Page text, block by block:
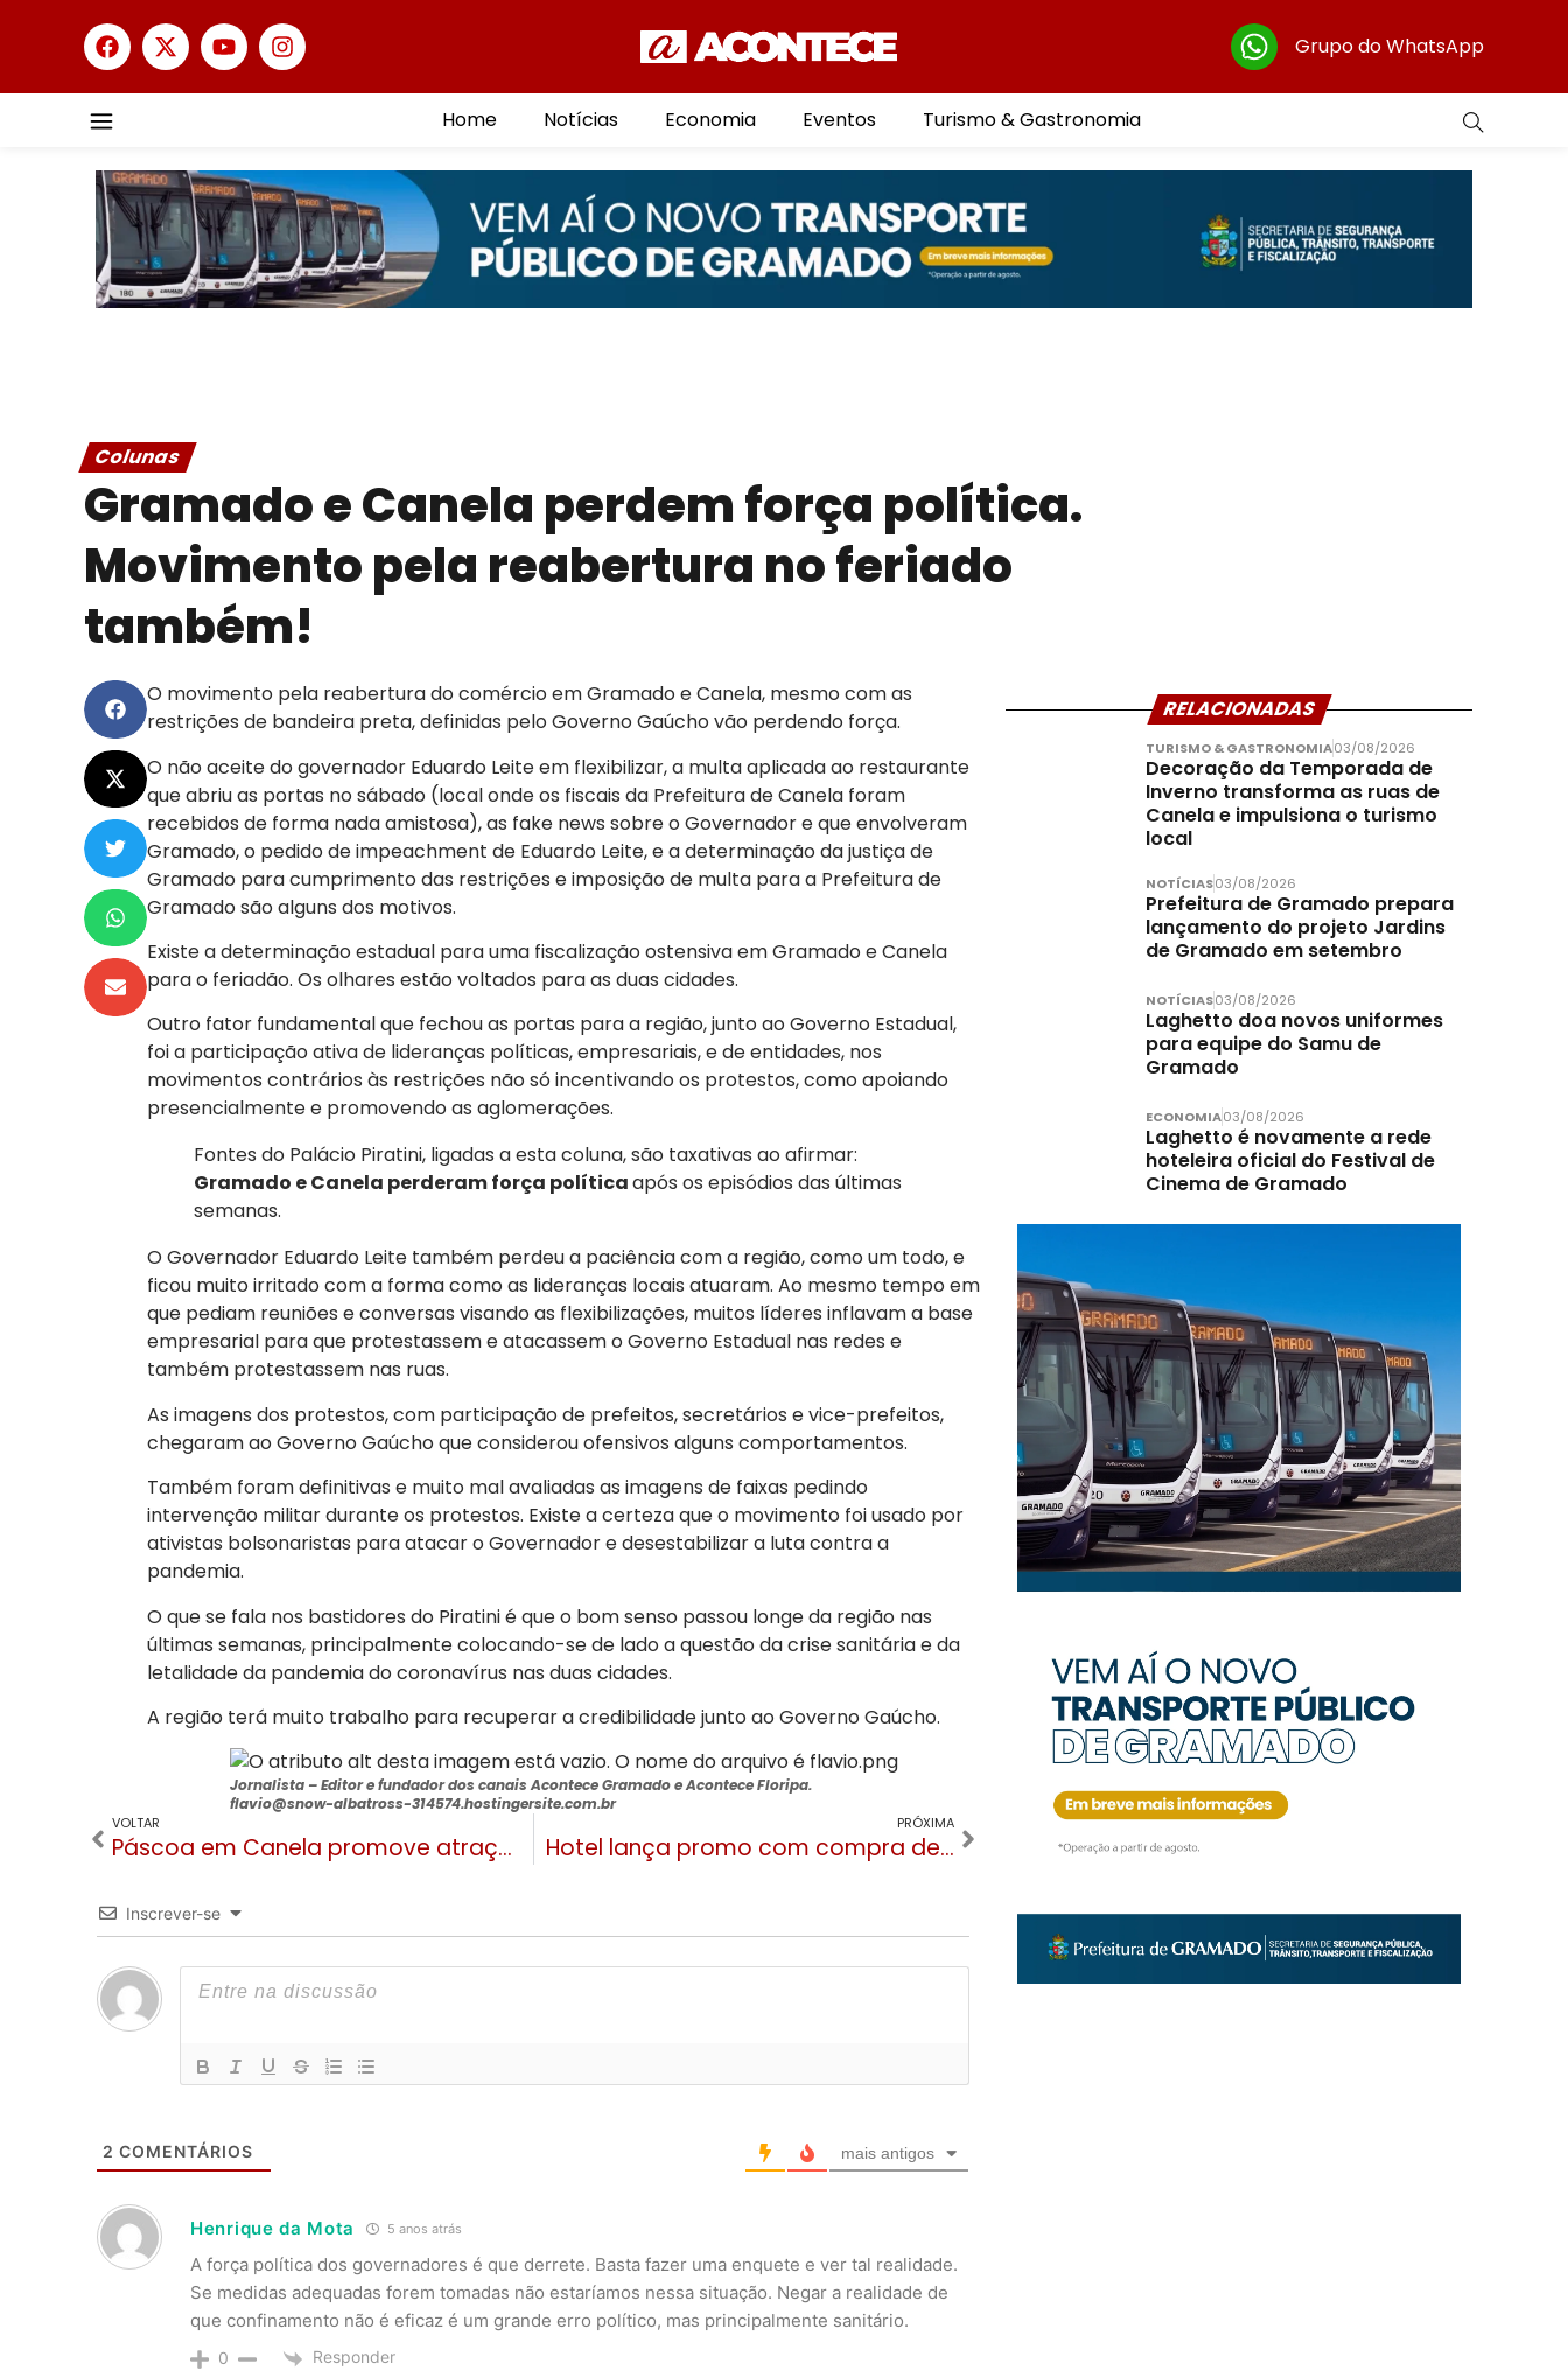
Grupo do WhatsApp
Home Notícias Economia Eventos Turismo & Gastronomia
Colunas
Gramado e Canela perdem força política.
Movimento pela reabertura no feriado
também!
O movimento pela reabertura do comércio em Gramado e Canela, mesmo com as
restrições de bandeira preta, definidas pelo Governo Gaúcho vão perdendo força.
O não aceite do governador Eduardo Leite em flexibilizar, a multa aplicada ao restaurante
que abriu as portas no sábado (local onde os fiscais da Prefeitura de Canela foram
recebidos de forma nada amistosa), as fake news sobre o Governador e que envolveram
Gramado, o pedido de impeachment de Eduardo Leite, e a determinação da justiça de
Gramado para cumprimento das restrições e imposição de multa para a Prefeitura de
Gramado são alguns dos motivos.
Existe a determinação estadual para uma fiscalização ostensiva em Gramado e Canela
para o feriadão. Os olhares estão voltados para as duas cidades.
Outro fator fundamental que fechou as portas para a região, junto ao Governo Estadual,
foi a participação ativa de lideranças políticas, empresariais, e de entidades, nos
movimentos contrários às restrições não só incentivando os protestos, como apoiando
presencialmente e promovendo as aglomerações.
Fontes do Palácio Piratini, ligadas a esta coluna, são taxativas ao afirmar:
Gramado e Canela perderam força políticaapós os episódios das últimas
semanas.
O Governador Eduardo Leite também perdeu a paciência com a região, como um todo, e
ficou muito irritado com a forma como as lideranças locais atuaram. Ao mesmo tempo em
que pediam reuniões e conversas visando as flexibilizações, muitos líderes inflavam a base
empresarial para que protestassem e atacassem o Governo Estadual nas redes e
também protestassem nas ruas.
As imagens dos protestos, com participação de prefeitos, secretários e vice-prefeitos,
chegaram ao Governo Gaúcho que considerou ofensivos alguns comportamentos.
Também foram definitivas e muito mal avaliadas as imagens de faixas pedindo
intervenção militar durante os protestos. Existe a certeza que o movimento foi usado por
ativistas bolsonaristas para atacar o Governador e desestabilizar a luta contra a
pandemia.
O que se fala nos bastidores do Piratini é que o bom senso passou longe da região nas
últimas semanas, principalmente colocando-se de lado a questão da crise sanitária e da
letalidade da pandemia do coronavírus nas duas cidades.
A região terá muito trabalho para recuperar a credibilidade junto ao Governo Gaúcho.
Jornalista –Editor e fundador dos canais Acontece Gramado e Acontece Floripa.
flavio@snow-albatross-314574.hostingersite.com.br
VOLTAR
Páscoa em Canela promove atrações virtuais e decoração lúdica
PRÓXIMA
Hotel lança promo com compra de jantar dando direito a uma diária com café da manhã
Inscrever-se
2 COMENTÁRIOS mais antigos
Henrique da Mota 5 anos atrás
A força política dos governadores é que derrete. Basta fazer uma enquete e ver tal realidade.
Se medidas adequadas forem tomadas não estaríamos nessa situação. Negar a realidade de
que confinamento não é eficaz é um grande erro político, mas principalmente sanitário.
0 Responder
RELACIONADAS
TURISMO & GASTRONOMIA03/08/2026
Decoração da Temporada de
Inverno transforma as ruas de
Canela e impulsiona o turismo
local
NOTÍCIAS03/08/2026
Prefeitura de Gramado prepara
lançamento do projeto Jardins
de Gramado em setembro
NOTÍCIAS03/08/2026
Laghetto doa novos uniformes
para equipe do Samu de
Gramado
ECONOMIA03/08/2026
Laghetto é novamente a rede
hoteleira oficial do Festival de
Cinema de Gramado